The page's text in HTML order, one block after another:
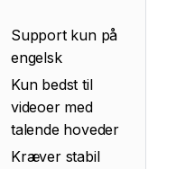
Support kun på
engelsk
Kun bedst til
videoer med
talende hoveder
Kræver stabil